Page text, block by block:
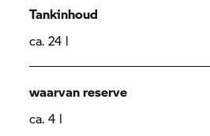
Tankinhoud
ca. 24 l
waarvan reserve
ca. 4 l